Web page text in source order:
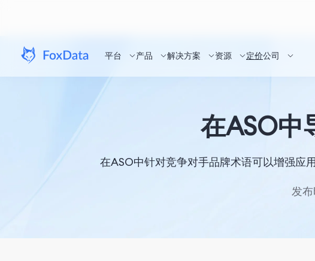
平台 产品 解决方案 资源 定价公司
在ASO中
在ASO中针对竞争对手品牌术语可以增强应
发